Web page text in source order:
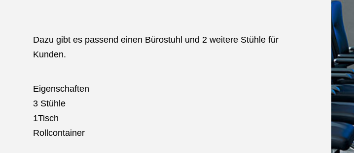
Dazu gibt es passend einen Bürostuhl und 2 weitere Stühle für
Kunden.
Eigenschaften
3 Stühle
1Tisch
Rollcontainer